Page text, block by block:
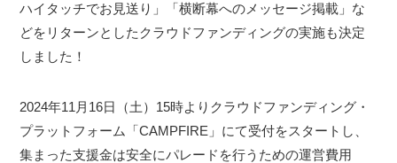
ハイタッチでお見送り」「横断幕へのメッセージ掲載」な
どをリターンとしたクラウドファンディングの実施も決定
しました！
2024年11月16日（土）15時よりクラウドファンディング・
プラットフォーム「CAMPFIRE」にて受付をスタートし、
集まった支援金は安全にパレードを行うための運営費用